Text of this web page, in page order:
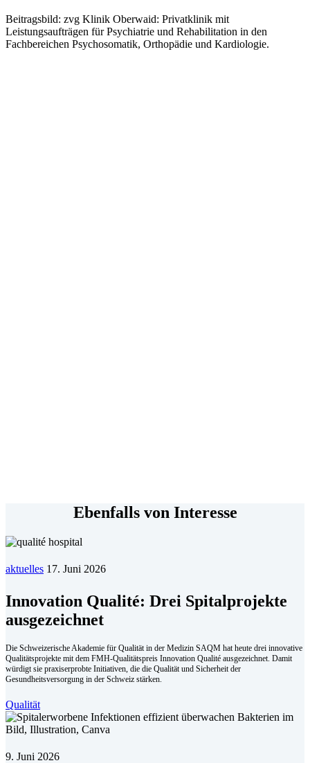
Beitragsbild: zvg Klinik Oberwaid: Privatklinik mit
Leistungsaufträgen für Psychiatrie und Rehabilitation in den
Fachbereichen Psychosomatik, Orthopädie und Kardiologie.
Ebenfalls von Interesse
aktuelles 17. Juni 2026
Innovation Qualité: Drei Spitalprojekte
ausgezeichnet
Die Schweizerische Akademie für Qualität in der Medizin SAQM hat heute drei innovative
Qualitätsprojekte mit dem FMH-Qualitätspreis Innovation Qualité ausgezeichnet. Damit
würdigt sie praxiserprobte Initiativen, die die Qualität und Sicherheit der
Gesundheitsversorgung in der Schweiz stärken.
Qualität
9. Juni 2026